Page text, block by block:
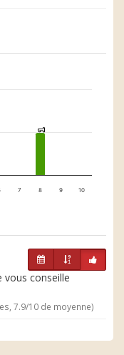
1
1
7 8 9 10
conseille
7.9/10 de moyenne)